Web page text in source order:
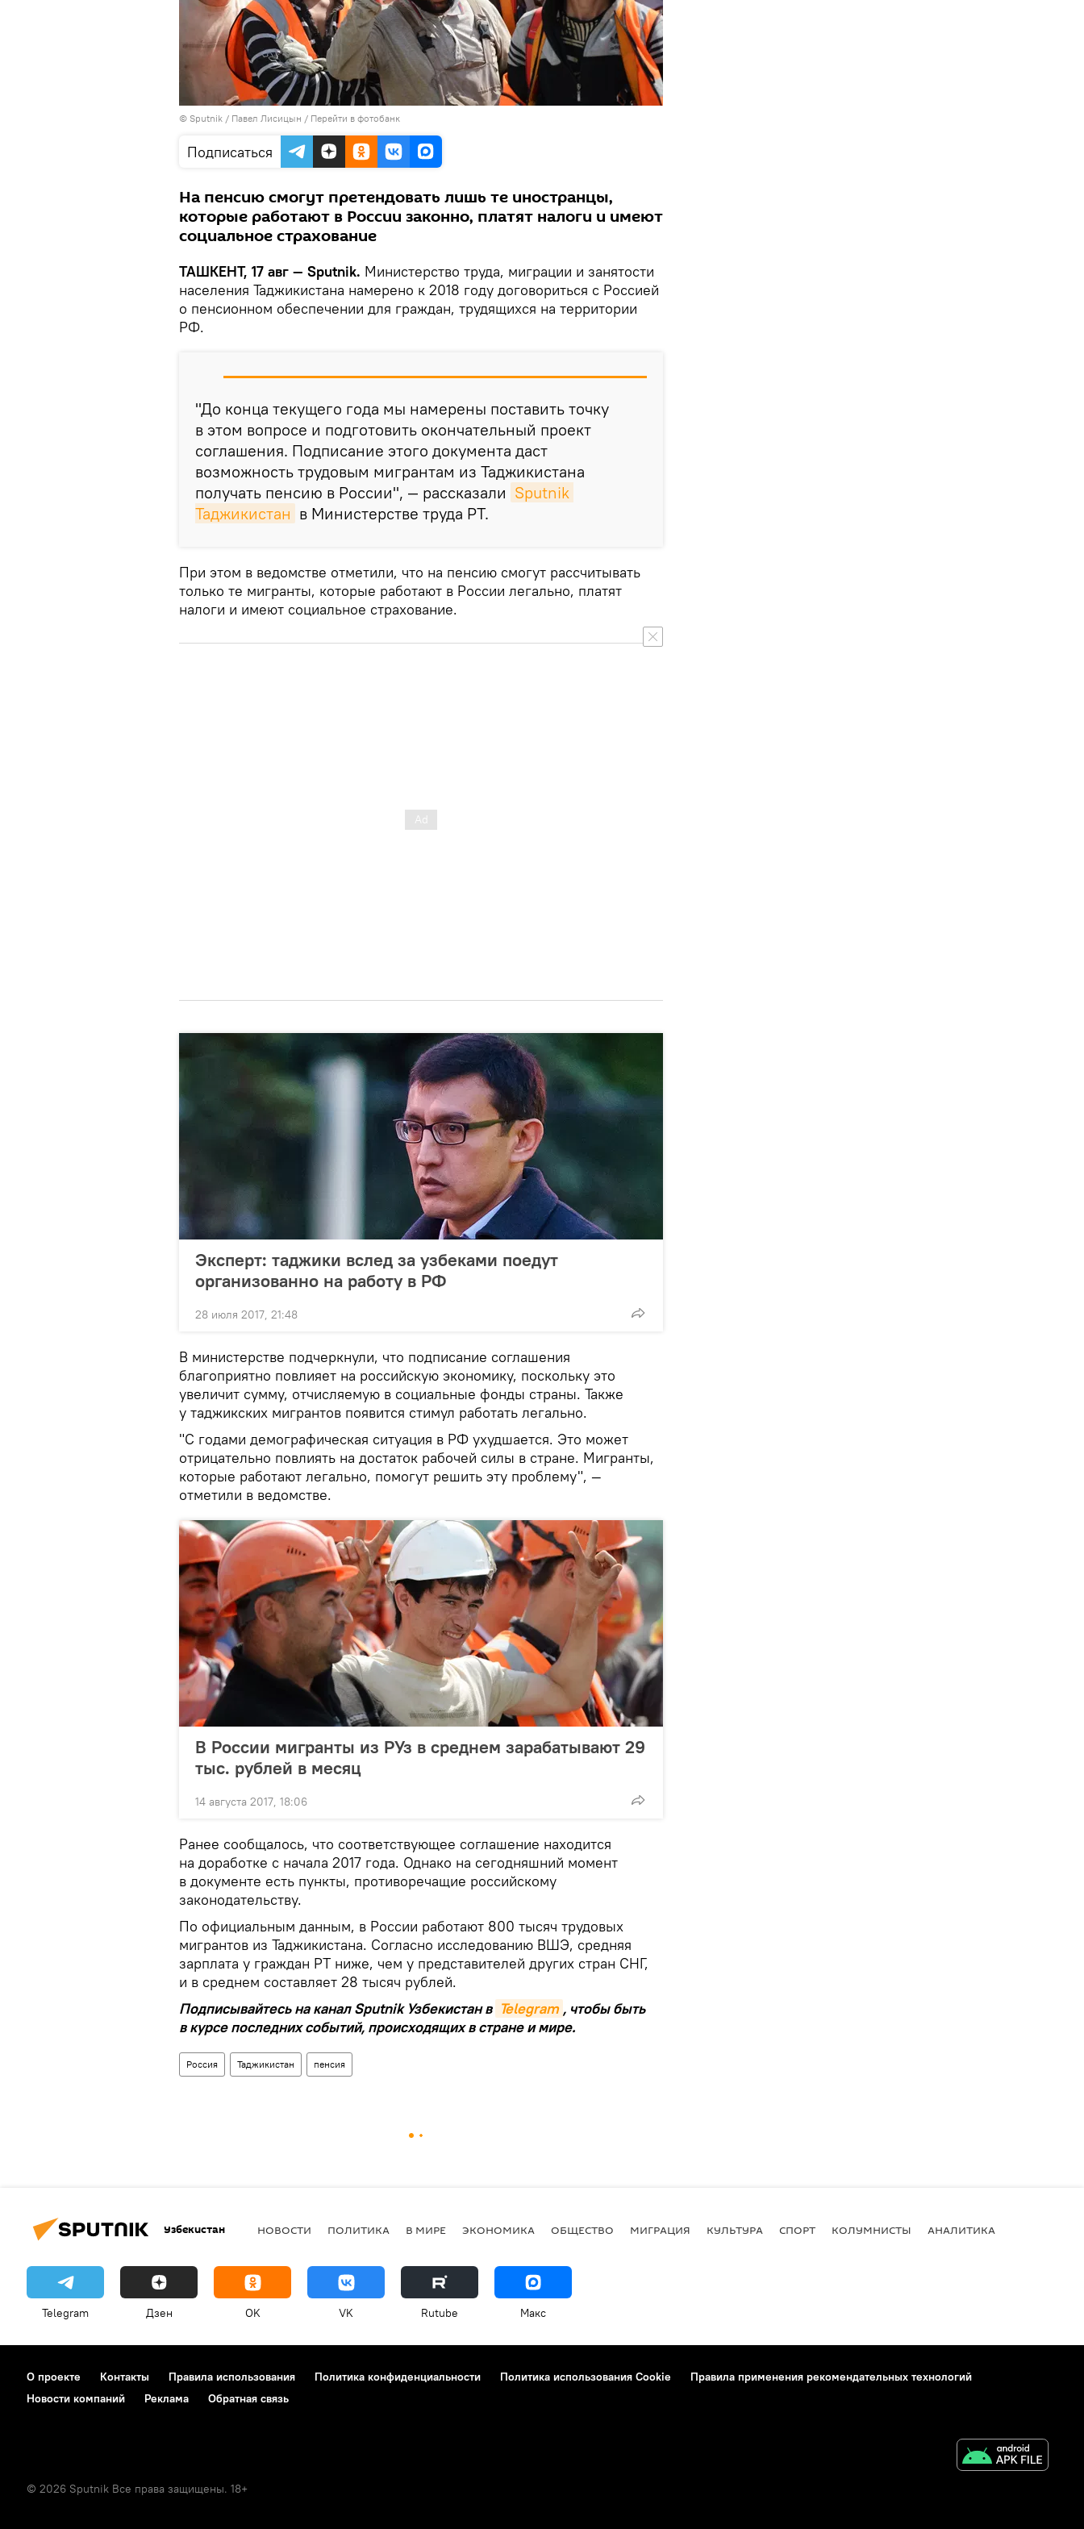
© Sputnik / Павел Лисицын / Перейти в фотобанк
Подписаться
На пенсию смогут претендовать лишь те иностранцы,
которые работают в России законно, платят налоги и имеют
социальное страхование
ТАШКЕНТ, 17 авг — Sputnik. Министерство труда, миграции и занятости
населения Таджикистана намерено к 2018 году договориться с Россией
о пенсионном обеспечении для граждан, трудящихся на территории
РФ.
"До конца текущего года мы намерены поставить точку
в этом вопросе и подготовить окончательный проект
соглашения. Подписание этого документа даст
возможность трудовым мигрантам из Таджикистана
получать пенсию в России", — рассказали Sputnik
Таджикистан в Министерстве труда РТ.
При этом в ведомстве отметили, что на пенсию смогут рассчитывать
только те мигранты, которые работают в России легально, платят
налоги и имеют социальное страхование.
Эксперт: таджики вслед за узбеками поедут
организованно на работу в РФ
28 июля 2017, 21:48
В министерстве подчеркнули, что подписание соглашения
благоприятно повлияет на российскую экономику, поскольку это
увеличит сумму, отчисляемую в социальные фонды страны. Также
у таджикских мигрантов появится стимул работать легально.
"С годами демографическая ситуация в РФ ухудшается. Это может
отрицательно повлиять на достаток рабочей силы в стране. Мигранты,
которые работают легально, помогут решить эту проблему", —
отметили в ведомстве.
В России мигранты из РУз в среднем зарабатывают 29
тыс. рублей в месяц
14 августа 2017, 18:06
Ранее сообщалось, что соответствующее соглашение находится
на доработке с начала 2017 года. Однако на сегодняшний момент
в документе есть пункты, противоречащие российскому
законодательству.
По официальным данным, в России работают 800 тысяч трудовых
мигрантов из Таджикистана. Согласно исследованию ВШЭ, средняя
зарплата у граждан РТ ниже, чем у представителей других стран СНГ,
и в среднем составляет 28 тысяч рублей.
Подписывайтесь на канал Sputnik Узбекистан в Telegram , чтобы быть
в курсе последних событий, происходящих в стране и мире.
Россия Таджикистан пенсия
Узбекистан НОВОСТИ ПОЛИТИКА В МИРЕ ЭКОНОМИКА ОБЩЕСТВО МИГРАЦИЯ КУЛЬТУРА СПОРТ КОЛУМНИСТЫ АНАЛИТИКА
Telegram Дзен OK VK Rutube Макс
О проекте Контакты Правила использования Политика конфиденциальности Политика использования Cookie
Правила применения рекомендательных технологий
Новости компаний
Реклама Обратная связь
© 2026 Sputnik Все права защищены. 18+